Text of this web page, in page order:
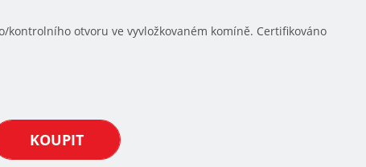
otvoru ve vyvložkovaném komíně. Certifikováno
KOUPIT